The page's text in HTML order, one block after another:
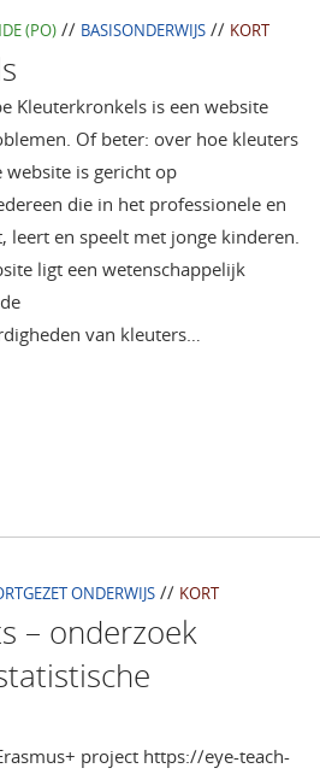
(PO) // BASISONDERWIJS // KORT
Kleuterkronkels is een website
Of beter: over hoe kleuters
is gericht op
die in het professionele en
leert en speelt met jonge kinderen.
ligt een wetenschappelijk
van kleuters…
ONDERWIJS // KORT
– onderzoek
project https://eye-teach-